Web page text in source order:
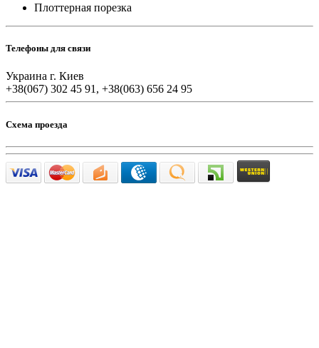
Плоттерная порезка
Телефоны для связи
Украина г. Киев
+38(067) 302 45 91, +38(063) 656 24 95
Схема проезда